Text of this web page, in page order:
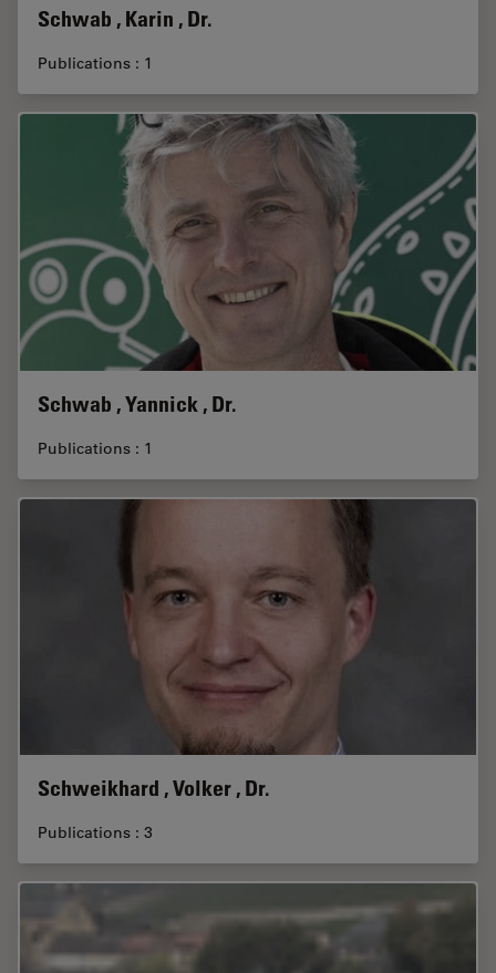
Schwab , Karin , Dr.
Publications : 1
Schwab , Yannick , Dr.
Publications : 1
Schweikhard , Volker , Dr.
Publications : 3